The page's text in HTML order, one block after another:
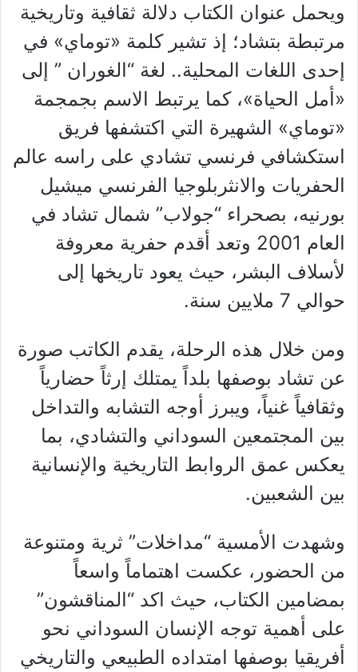
ويحمل عنوان الكتاب دلالة ثقافية وتاريخية
مرتبطة بتشاد؛ إذ تشير كلمة «توماي» في
إحدى اللغات المحلية.. لغة “الغوران ” إلى
«أمل الحياة»، كما يرتبط الاسم بجمجمة
«توماي» الشهيرة التي اكتشفها فريق
استكشافي فرنسي تشادي على راسه عالم
الحفريات والانثربلوجيا الفرنسي ميشيل
بورنيه، بصحراء “جولاب” شمال تشاد في
العام 2001 وتعد أقدم حفرية معروفة
لأسلاف البشر، حيث يعود تاريخها إلى
حوالي 7 ملايين سنة.
ومن خلال هذه الرحلة، يقدم الكاتب صورة
عن تشاد بوصفها بلداً يمتلك إرثاً حضارياً
وثقافياً غنياً، ويبرز أوجه التشابه والتداخل
بين المجتمعين السوداني والتشادي، بما
يعكس عمق الروابط التاريخية والإنسانية
بين الشعبين.
وشهدت الأمسية “مداخلات” ثرية ومتنوعة
من الحضور، عكست اهتماماً واسعاً
بمضامين الكتاب، حيث اكد “المناقشون”
على أهمية توجه الإنسان السوداني نحو
أفريقيا بوصفها امتداده الطبيعي والتاريخي